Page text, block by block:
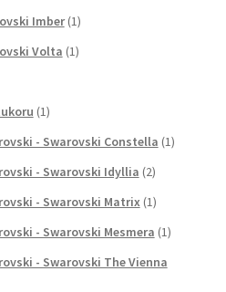
Imber (1)
Volta (1)
(1)
- Swarovski Constella (1)
- Swarovski Idyllia (2)
- Swarovski Matrix (1)
- Swarovski Mesmera (1)
- Swarovski The Vienna